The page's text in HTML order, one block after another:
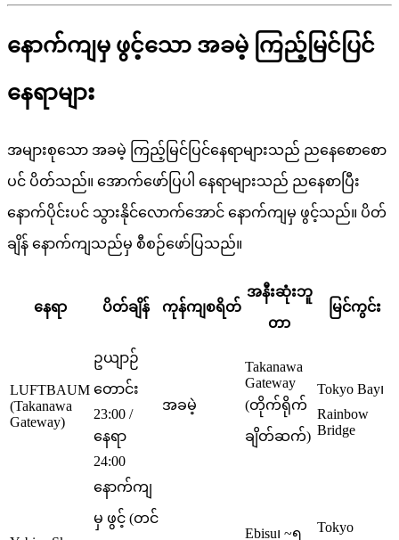
နောက်ကျမှ ဖွင့်သော အခမဲ့ ကြည့်မြင်ပြင်
နေရာများ
အများစုသော အခမဲ့ ကြည့်မြင်ပြင်နေရာများသည် ညနေစောစော
ပင် ပိတ်သည်။ အောက်ဖော်ပြပါ နေရာများသည် ညနေစာပြီး
နောက်ပိုင်းပင် သွားနိုင်လောက်အောင် နောက်ကျမှ ဖွင့်သည်။ ပိတ်
ချိန် နောက်ကျသည်မှ စီစဉ်ဖော်ပြသည်။
နေရာ ပိတ်ချိန် ကုန်ကျစရိတ်
အနီးဆုံးဘူ
တာ
မြင်ကွင်း
LUFTBAUM
(Takanawa
Gateway)
ဥယျာဉ်
တောင်း
23:00 /
နေရာ
24:00
အခမဲ့
Takanawa
Gateway
(တိုက်ရိုက်
ချိတ်ဆက်)
Tokyo Bay၊
Rainbow
Bridge
နောက်ကျ
မှ ဖွင့် (တင်
Ebisu၊ ~၅
Tokyo